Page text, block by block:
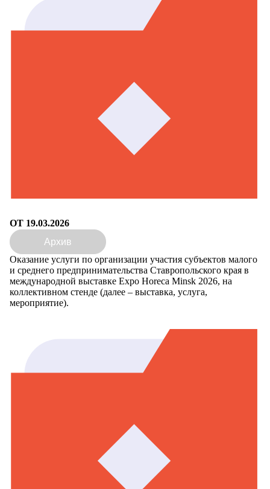
ОТ 19.03.2026
Архив
Оказание услуги по организации участия субъектов малого
и среднего предпринимательства Ставропольского края в
международной выставке Expo Horeca Minsk 2026, на
коллективном стенде (далее – выставка, услуга,
мероприятие).